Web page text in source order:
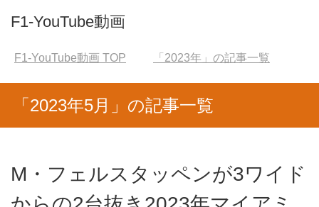
F1-YouTube動画
F1-YouTube動画 TOP 「2023年」の記事一覧
「2023年5月」の記事一覧
M・フェルスタッペンが3ワイド